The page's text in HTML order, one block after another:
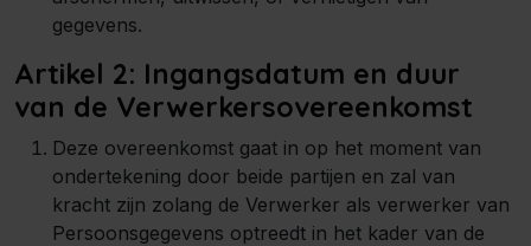
gegevens.
Artikel 2: Ingangsdatum en duur
van de Verwerkersovereenkomst
Deze overeenkomst gaat in op het moment van
ondertekening door beide partijen en zal van
kracht zijn zolang de Verwerker als verwerker van
Persoonsgegevens optreedt in het kader van de